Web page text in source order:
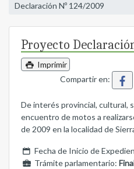
Declaración Nº 124/2009
Proyecto
Imprimir
Compartir en:
De interés provincial, cultural,
encuentro de motos a
de 2009 en la localidad de
Fecha de Inicio de
Trámite parlamentario: